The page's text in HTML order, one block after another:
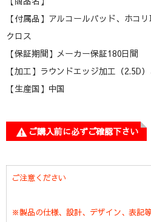
【付属品】アルコールパッド、ホコ
クロス
【保証期間】メーカー保証180日間
【加工】ラウンドエッジ加工（2.5D
【生産国】中国
ご購入前に必ずご確認下さい
ご注意ください
※製品の仕様、設計、デザイン、表記